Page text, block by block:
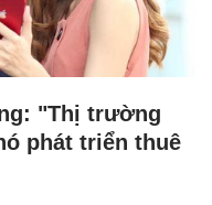
"Thị trường
phát triển thuê